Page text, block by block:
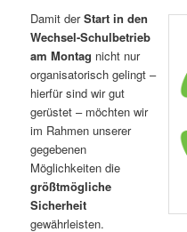
Damit derStart in den
Wechsel-Schulbetrieb
am Montag nicht nur
organisatorisch gelingt –
hierfür sind wir gut
gerüstet – möchten wir
im Rahmen unserer
gegebenen
Möglichkeiten die
größtmögliche
Sicherheit
gewährleisten.